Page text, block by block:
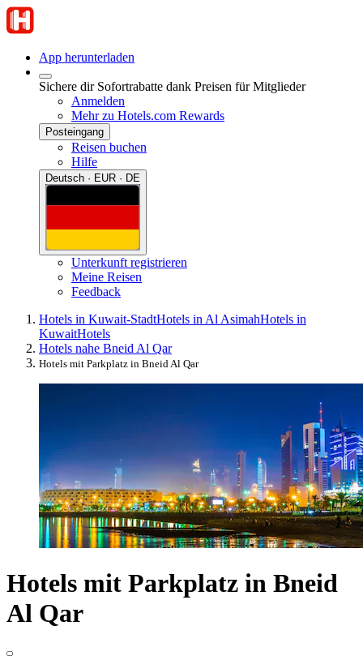
App herunterladen
Sichere dir Sofortrabatte dank Preisen für Mitglieder
Anmelden
Mehr zu Hotels.com Rewards
Posteingang
Reisen buchen
Hilfe
Deutsch · EUR · DE
Unterkunft registrieren
Meine Reisen
Feedback
Hotels in Kuwait-StadtHotels in Al AsimahHotels in
KuwaitHotels
Hotels nahe Bneid Al Qar
Hotels mit Parkplatz in Bneid Al Qar
Hotels mit Parkplatz in Bneid
Al Qar